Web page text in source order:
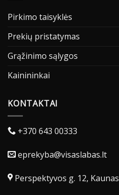
Pirkimo taisyklės
Prekių pristatymas
Grąžinimo sąlygos
Kainininkai
KONTAKTAI
+370 643 00333
eprekyba@visaslabas.lt
Perspektyvos g. 12, Kaunas